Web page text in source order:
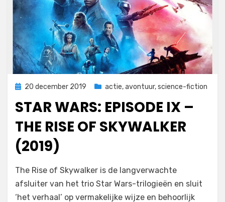
Geplaatst
20 december 2019 actie,avontuur,science-fiction
STAR WARS: EPISODE IX –
THE RISE OF SKYWALKER
(2019)
door Filmofiel.nl
Laat een reactie achter
Wars:
Episode
The Rise of Skywalker is de langverwachte
afsluiter van het trio Star Wars-trilogieën en sluit
‘het verhaal’ op vermakelijke wijze en behoorlijk